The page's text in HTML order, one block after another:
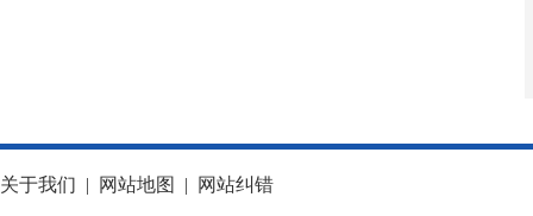
关于我们 | 网站地图 | 网站纠错